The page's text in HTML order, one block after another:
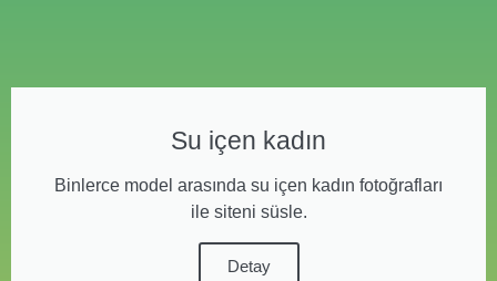
Su içen kadın
Binlerce model arasında su içen kadın fotoğrafları
ile siteni süsle.
Detay